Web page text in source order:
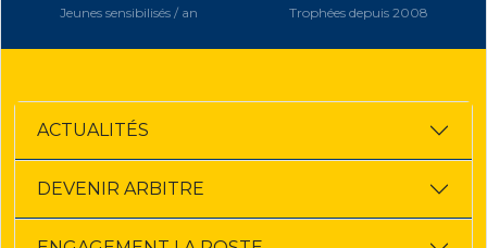
Jeunes sensibilisés / an Trophées depuis 2008
ACTUALITÉS
DEVENIR ARBITRE